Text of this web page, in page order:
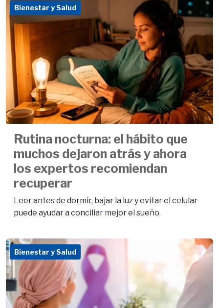
Bienestar y Salud
Rutina nocturna: el hábito que
muchos dejaron atrás y ahora
los expertos recomiendan
recuperar
Leer antes de dormir, bajar la luz y evitar el celular
puede ayudar a conciliar mejor el sueño.
Bienestar y Salud